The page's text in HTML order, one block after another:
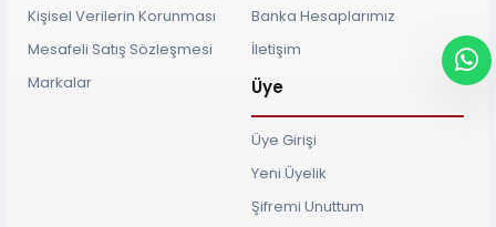
Kişisel Verilerin Korunması
Mesafeli Satış Sözleşmesi
Markalar
Banka Hesaplarımız
İletişim
Üye
Üye Girişi
Yeni Üyelik
Şifremi Unuttum